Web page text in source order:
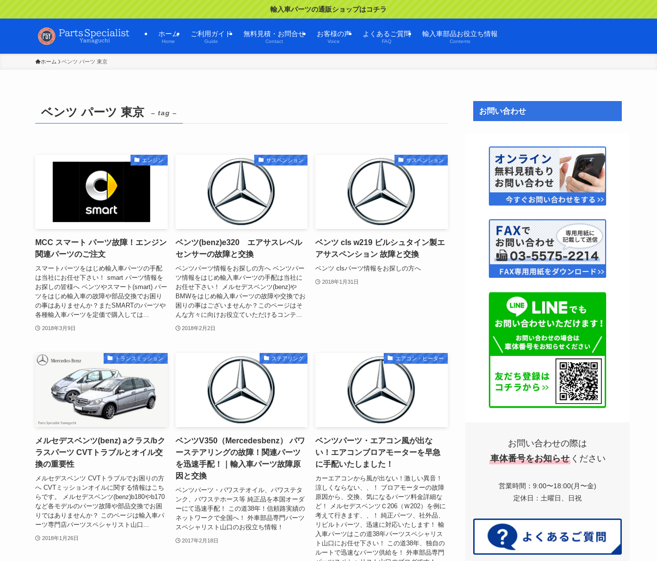
輸入車パーツの通販ショップはコチラ
ホーム
Home
ご利用ガイド
Guide
無料見積・お問合せ
Contact
お客様の声
Voice
よくあるご質問
FAQ
輸入車部品お役立ち情報
Contents
ホーム ベンツ パーツ 東京
ベンツ パーツ 東京 – tag –
エンジン
MCC スマート パーツ故障！エンジン
関連パーツのご注文
スマートパーツをはじめ輸入車パーツの手配
は当社にお任せ下さい！ smart パーツ情報を
お探しの皆様へ ベンツやスマート(smart) パー
ツをはじめ輸入車の故障や部品交換でお困り
の事はありませんか？またSMARTのパーツや
各種輸入車パーツを定価で購入しては...
2018年3月9日
サスペンション
ベンツ(benz)e320 エアサスレベル
センサーの故障と交換
ベンツパーツ情報をお探しの方へ ベンツパー
ツ情報をはじめ輸入車パーツの手配は当社に
お任せ下さい！ メルセデスベンツ(benz)や
BMWをはじめ輸入車パーツの故障や交換でお
困りの事はございませんか？このページはそ
んな方々に向けお役立ていただけるコンテ...
2018年2月2日
サスペンション
ベンツ cls w219 ビルシュタイン製エ
アサスペンション 故障と交換
ベンツ clsパーツ情報をお探しの方へ
2018年1月31日
トランスミッション
メルセデスベンツ(benz) aクラス/bク
ラスパーツ CVTトラブルとオイル交
換の重要性
メルセデスベンツ CVTトラブルでお困りの方
へ CVTミッションオイルに関する情報はこち
らです。 メルセデスベンツ(benz)b180やb170
など各モデルのパーツ故障や部品交換でお困
りではありませんか？ このページは輸入車パ
ーツ専門店パーツスペシャリスト山口...
2018年1月26日
ステアリング
ベンツV350（Mercedesbenz） パワ
ーステアリングの故障！関連パーツ
を迅速手配！｜輸入車パーツ故障原
因と交換
ベンツパーツ・パワステオイル、パワステタ
ンク、パワステホース等 純正品を本国オーダ
ーにて迅速手配！ この道38年！信頼路実績の
ネットワークで全国へ！ 外車部品専門パーツ
スペシャリスト山口のお役立ち情報！
2017年2月18日
エアコン・ヒーター
ベンツパーツ・エアコン風が出な
い！エアコンブロアモーターを早急
に手配いたしました！
カーエアコンから風が出ない！激しい異音！
涼しくならない、、！ ブロアモーターの故障
原因から、交換、気になるパーツ料金詳細な
ど！ メルセデスベンツＣ206（Ｗ202）を例に
考えて行きます、、！ 純正パーツ、社外品、
リビルトパーツ、迅速に対応いたします！ 輸
入車パーツはこの道38年パーツスペシャリス
ト山口にお任せ下さい！ この道38年、独自の
ルートで迅速なパーツ供給を！ 外車部品専門
お問い合わせ
お問い合わせの際は
車体番号をお知らせ ください
営業時間：9:00〜18:00(月〜金)
定休日：土曜日、日祝